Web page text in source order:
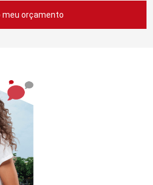
meu orçamento